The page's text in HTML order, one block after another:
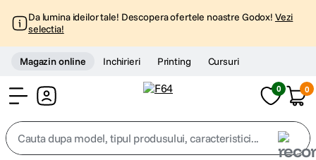
Da lumina ideilor tale! Descopera ofertele noastre Godox! Vezi
selectia!
Magazin online Inchirieri Printing Cursuri
0 0
Cauta dupa model, tipul produsului, caracteristici...